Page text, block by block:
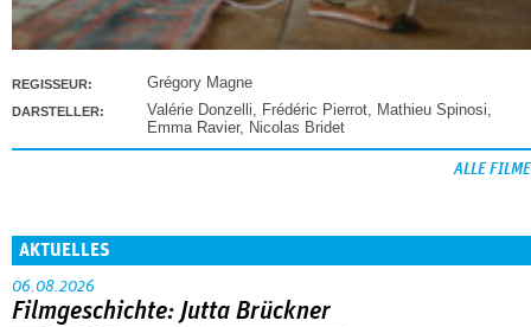
REGISSEUR: Grégory Magne
DARSTELLER: Valérie Donzelli, Frédéric Pierrot, Mathieu Spinosi,
Emma Ravier, Nicolas Bridet
ALLE FILME
AKTUELLES
06.08.2026
Filmgeschichte: Jutta Brückner